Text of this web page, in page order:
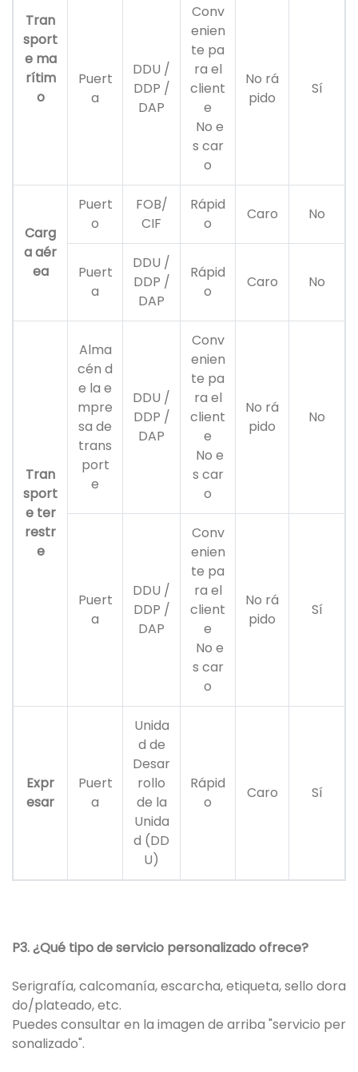
Tran
sport
e ma
rítim
o
Puert
a
DDU /
DDP /
DAP
Conv
enien
te pa
ra el
client
e
No e
s car
o
No rá
pido
Sí
Carg
a aér
ea
Puert
o
FOB/
CIF
Rápid
o
Caro No
Puert
a
DDU /
DDP /
DAP
Rápid
o
Caro No
Tran
sport
e ter
restr
e
Alma
cén d
e la e
mpre
sa de
trans
port
e
DDU /
DDP /
DAP
Conv
enien
te pa
ra el
client
e
No e
s car
o
No rá
pido
No
Puert
a
DDU /
DDP /
DAP
Conv
enien
te pa
ra el
client
e
No e
s car
o
No rá
pido
Sí
Expr
esar
Puert
a
Unida
d de
Desar
rollo
de la
Unida
d (DD
U)
Rápid
o
Caro Sí
P3. ¿Qué tipo de servicio personalizado ofrece?
Serigrafía, calcomanía, escarcha, etiqueta, sello dora
do/plateado, etc.
Puedes consultar en la imagen de arriba "servicio per
sonalizado".